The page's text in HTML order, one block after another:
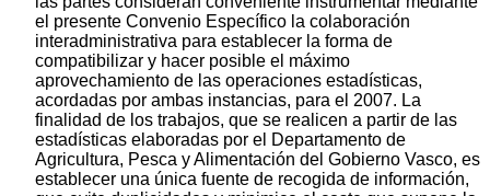
el presente Convenio Específico la colaboración
interadministrativa para establecer la forma de
compatibilizar y hacer posible el máximo
aprovechamiento de las operaciones estadísticas,
acordadas por ambas instancias, para el 2007. La
finalidad de los trabajos, que se realicen a partir de las
estadísticas elaboradas por el Departamento de
Agricultura, Pesca y Alimentación del Gobierno Vasco, es
establecer una única fuente de recogida de información,